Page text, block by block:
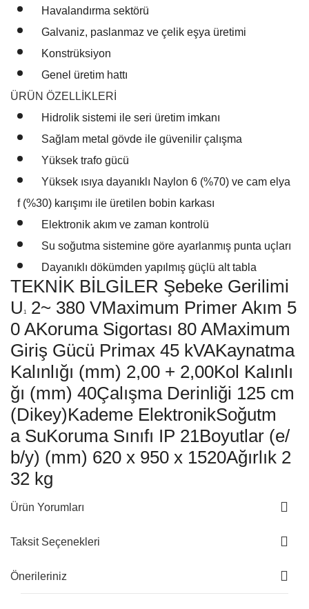
Havalandırma sektörü
Galvaniz, paslanmaz ve çelik eşya üretimi
Konstrüksiyon
Genel üretim hattı
ÜRÜN ÖZELLİKLERİ
Hidrolik sistemi ile seri üretim imkanı
Sağlam metal gövde ile güvenilir çalışma
Yüksek trafo gücü
Yüksek ısıya dayanıklı Naylon 6 (%70) ve cam elya
f (%30) karışımı ile üretilen bobin karkası
Elektronik akım ve zaman kontrolü
Su soğutma sistemine göre ayarlanmış punta uçları
Dayanıklı dökümden yapılmış güçlü alt tabla
TEKNİK BİLGİLER Şebeke Gerilimi
U 1
2~ 380 VMaximum Primer Akım 5
0 AKoruma Sigortası 80 AMaximum
Giriş Gücü Primax 45 kVAKaynatma
Kalınlığı (mm) 2,00 + 2,00Kol Kalınlı
ğı (mm) 40Çalışma Derinliği 125 cm
(Dikey)Kademe ElektronikSoğutm
a SuKoruma Sınıfı IP 21Boyutlar (e/
b/y) (mm) 620 x 950 x 1520Ağırlık 2
32 kg
Ürün Yorumları
Taksit Seçenekleri
Önerileriniz